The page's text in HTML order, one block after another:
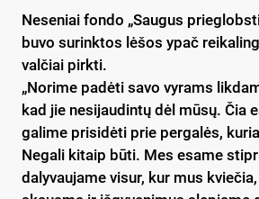
Neseniai fondo „Saugus
buvo surinktos lėšos ypač
valčiai pirkti.
„Norime padėti savo vyrams
kad jie nesijaudintų dėl mūsų. Čia
galime prisidėti prie pergalės,
Negali kitaip būti. Mes esame
dalyvaujame visur, kur mus